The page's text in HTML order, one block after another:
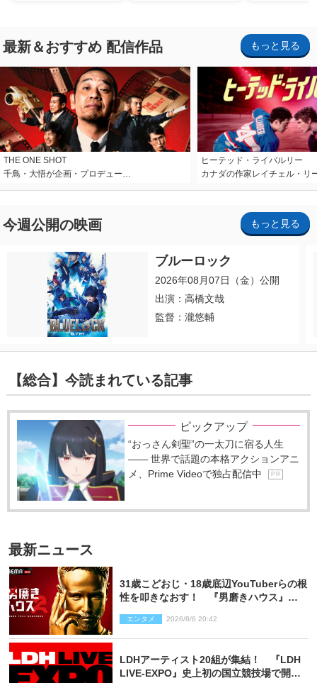
最新＆おすすめ 配信作品 もっと見る
THE ONE SHOT
千鳥・大悟が企画・プロデュー…
ヒーテッド・ライバルリー
カナダの作家レイチェル・リ
今週公開の映画 もっと見る
ブルーロック
2026年08月07日（金）公開
出演：高橋文哉
監督：瀧悠輔
【総合】今読まれている記事
ピックアップ
“おっさん剣聖”の一太刀に宿る人生
―― 世界で話題の本格アクションアニ
メ、Prime Videoで独占配信中
P R
最新ニュース
31歳こどおじ・18歳底辺YouTuberらの根
性を叩きなおす！ 『男磨きハウス』第2
エンタメ 2026/8/6 20:42
LDHアーティスト20組が集結！ 『LDH
LIVE‐EXPO』史上初の国立競技場で開催